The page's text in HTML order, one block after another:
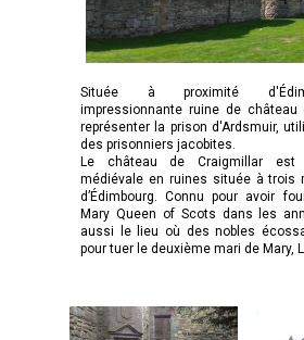
Située à proximité
impressionnante ruine de
représenter la prison d'Ardsmuir,
des prisonniers jacobites.
Le château de Craigmillar est
médiévale en ruines située à trois
d’Édimbourg. Connu pour avoir
Mary Queen of Scots dans les
aussi le lieu où des nobles
pour tuer le deuxième mari de Mary,